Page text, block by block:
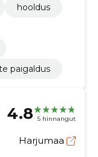
hooldus
paigaldus
4.8 5 hinnangut
Harjumaa